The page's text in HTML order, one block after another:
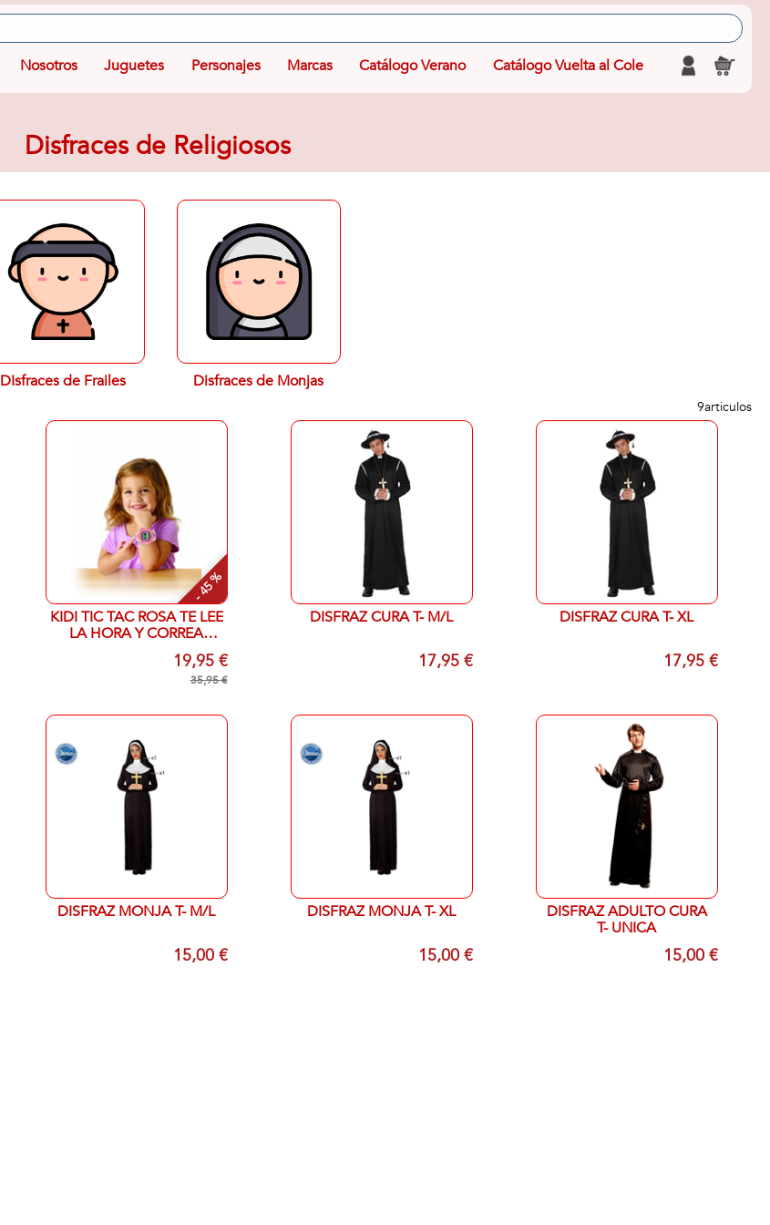
Nosotros Juguetes Personajes Marcas Catálogo Verano Catálogo Vuelta al Cole
Disfraces de Religiosos
DIsfraces de Frailes Disfraces de Monjas
9articulos
- 45 %
KIDI TIC TAC ROSA TE LEE
LA HORA Y CORREA
INTERCAMBIABLE19,95 €
35,95 €
DISFRAZ CURA T- M/L
17,95 €
DISFRAZ CURA T- XL
17,95 €
DISFRAZ MONJA T- M/L
15,00 €
DISFRAZ MONJA T- XL
15,00 €
DISFRAZ ADULTO CURA
T- UNICA
15,00 €